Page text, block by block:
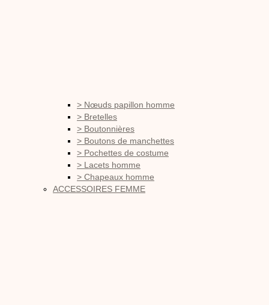
> Nœuds papillon homme
> Bretelles
> Boutonnières
> Boutons de manchettes
> Pochettes de costume
> Lacets homme
> Chapeaux homme
ACCESSOIRES FEMME